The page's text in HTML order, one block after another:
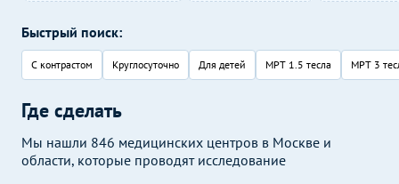
Быстрый поиск:
С контрастом Круглосуточно Для детей МРТ 1.5 тесла МРТ 3
Где сделать
Мы нашли 846 медицинских центров в Москве и
области, которые проводят исследование